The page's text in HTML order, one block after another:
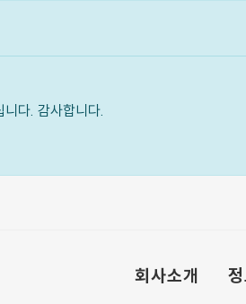
다. 감사합니다.
회사소개